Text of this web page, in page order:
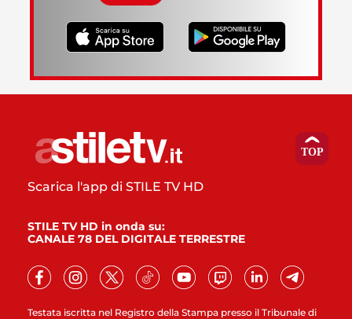
Testata iscritta nel Registro della Stampa presso il Tribunale di
Scarica l'app di STILE TV HD
STILE TV HD in onda su:
CANALE 78 DEL DIGITALE TERRESTRE